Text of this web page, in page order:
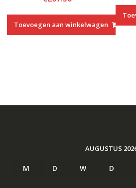
Toevoegen aan winkelwagen
AUGUSTUS
M D W D